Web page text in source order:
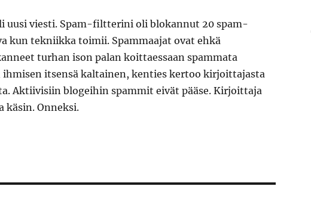
uusi viesti. Spam-filtterini oli blokannut 20 spam-
kun tekniikka toimii. Spammaajat ovat ehkä
turhan ison palan koittaessaan spammata
ihmisen itsensä kaltainen, kenties kertoo kirjoittajasta
Aktiivisiin blogeihin spammit eivät pääse. Kirjoittaja
käsin. Onneksi.